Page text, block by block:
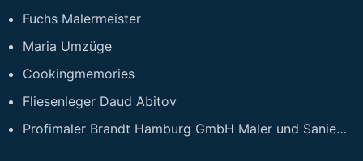
Fuchs Malermeister
Maria Umzüge
Cookingmemories
Fliesenleger Daud Abitov
Profimaler Brandt Hamburg GmbH Maler und Sanierungsfirma Hamburg